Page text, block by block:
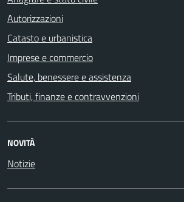
Autorizzazioni
Catasto e urbanistica
Imprese e commercio
Salute, benessere e assistenza
Tributi, finanze e contravvenzioni
NOVITÀ
Notizie